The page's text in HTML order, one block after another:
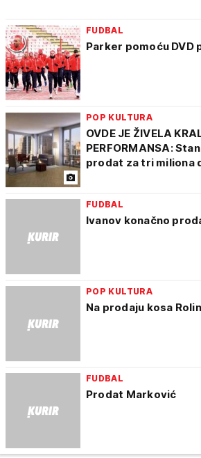
FUDBAL
Parker pomoću DVD
POP KULTURA
OVDE JE ŽIVELA
PERFORMANSA:
prodat za tri miliona
FUDBAL
Ivanov konačno
POP KULTURA
Na prodaju kosa
FUDBAL
Prodat Marković